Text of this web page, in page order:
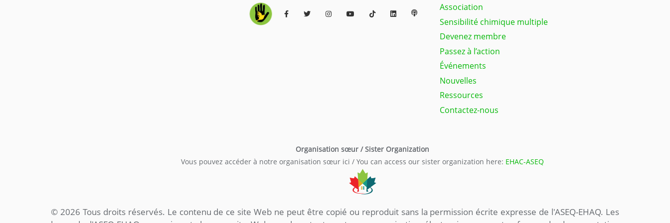
Association
Sensibilité chimique multiple
Devenez membre
Passez à l’action
Événements
Nouvelles
Ressources
Contactez-nous
Organisation sœur / Sister Organization
Vous pouvez accéder à notre organisation sœur ici / You can access our sister organization here: EHAC-ASEQ
© 2026 Tous droits réservés. Le contenu de ce site Web ne peut être copié ou reproduit sans la permission écrite expresse de l'ASEQ-EHAQ. Les